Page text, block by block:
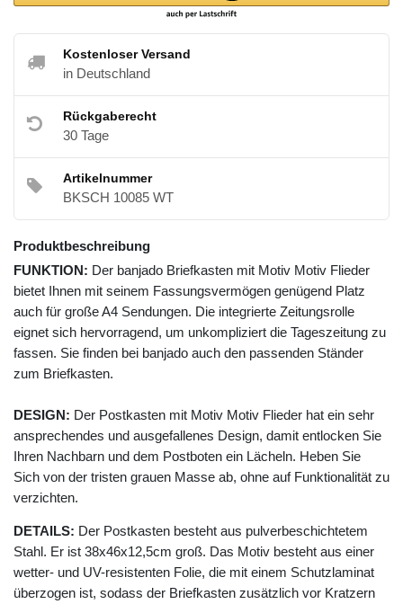
Kostenloser Versand
in Deutschland
Rückgaberecht
30 Tage
Artikelnummer
BKSCH 10085 WT
Produktbeschreibung
FUNKTION: Der banjado Briefkasten mit Motiv Motiv Flieder
bietet Ihnen mit seinem Fassungsvermögen genügend Platz
auch für große A4 Sendungen. Die integrierte Zeitungsrolle
eignet sich hervorragend, um unkompliziert die Tageszeitung zu
fassen. Sie finden bei banjado auch den passenden Ständer
zum Briefkasten.
DESIGN: Der Postkasten mit Motiv Motiv Flieder hat ein sehr
ansprechendes und ausgefallenes Design, damit entlocken Sie
Ihren Nachbarn und dem Postboten ein Lächeln. Heben Sie
Sich von der tristen grauen Masse ab, ohne auf Funktionalität zu
verzichten.
DETAILS: Der Postkasten besteht aus pulverbeschichtetem
Stahl. Er ist 38x46x12,5cm groß. Das Motiv besteht aus einer
wetter- und UV-resistenten Folie, die mit einem Schutzlaminat
überzogen ist, sodass der Briefkasten zusätzlich vor Kratzern